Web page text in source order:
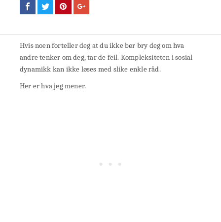
Hvis noen forteller deg at du ikke bør bry deg om hva
andre tenker om deg, tar de feil. Kompleksiteten i sosial
dynamikk kan ikke løses med slike enkle råd.
Her er hva jeg mener.